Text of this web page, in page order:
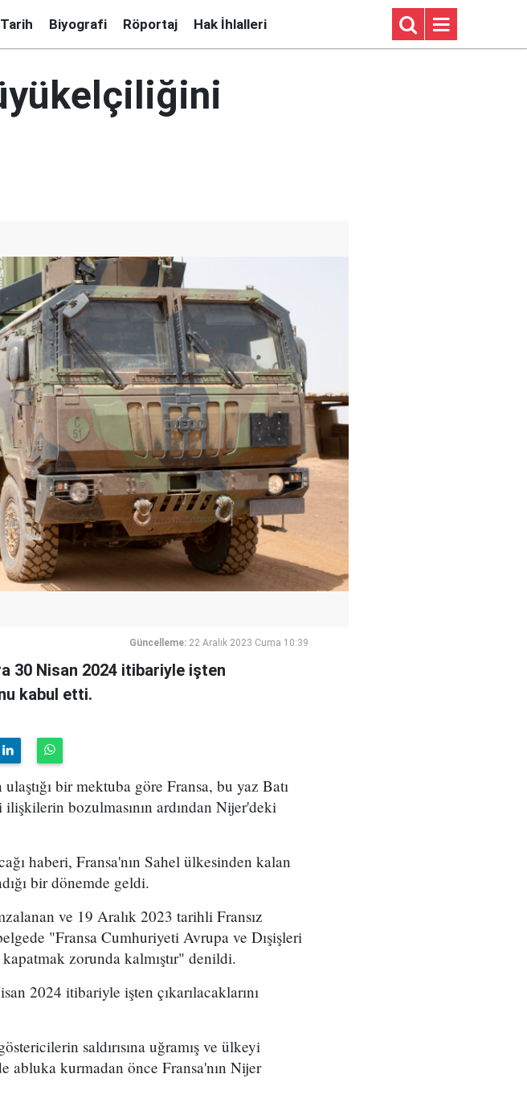
Tarih Biyografi Röportaj Hak İhlalleri
Güncelleme: 22 Aralık 2023 Cuma 10:39
30 Nisan 2024 itibariyle işten
kabul etti.
bir mektuba göre Fransa, bu yaz Batı
bozulmasının ardından Nijer'deki
haberi, Fransa'nın Sahel ülkesinden kalan
bir dönemde geldi.
ve 19 Aralık 2023 tarihli Fransız
"Fransa Cumhuriyeti Avrupa ve Dışişleri
zorunda kalmıştır" denildi.
2024 itibariyle işten çıkarılacaklarını
saldırısına uğramış ve ülkeyi
abluka kurmadan önce Fransa'nın Nijer